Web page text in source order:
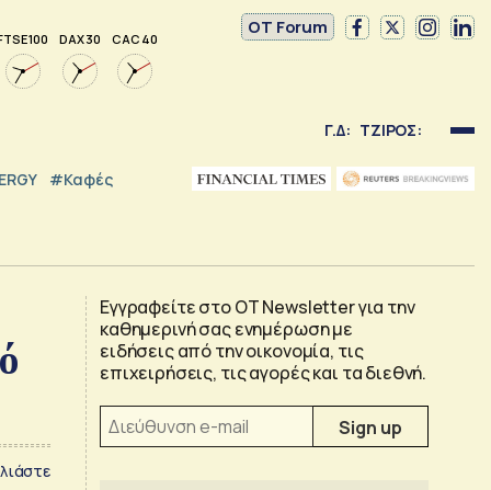
100 DAX 30 CAC 40
OT Forum
Γ.Δ: ΤΖΙΡΟΣ:
#καφές
Εγγραφείτε στο OT Newsletter για την
καθημερινή σας ενημέρωση με
ειδήσεις από την οικονομία, τις
επιχειρήσεις, τις αγορές και τα διεθνή.